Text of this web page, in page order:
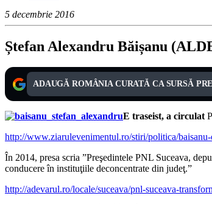
5 decembrie 2016
Ștefan Alexandru Băișanu
ADAUGĂ ROMÂNIA CURATĂ CA SURSĂ
E traseist, a circulat
http://www.ziarulevenimentul.ro/stiri/politica/
În 2014, presa scria ”Preşedintele PNL Suceava,
conducere în instituţiile deconcentrate din judeţ.”
http://adevarul.ro/locale/suceava/pnl-suceava-